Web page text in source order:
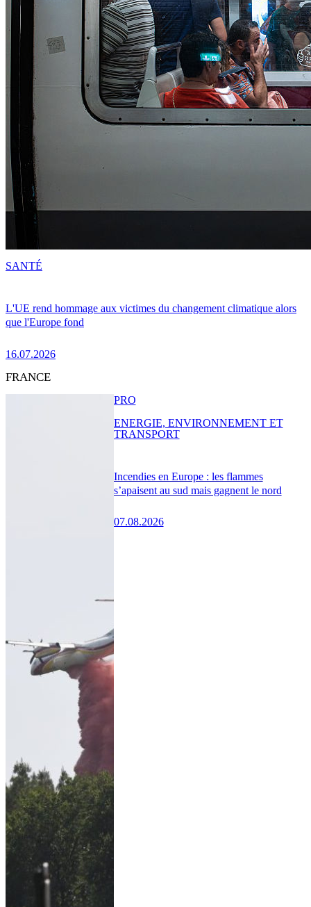
L'UE rend hommage aux victimes du changement climatique alors
que l'Europe fond
16.07.2026
SANTÉ
FRANCE
Incendies en Europe : les flammes
s’apaisent au sud mais gagnent le nord
07.08.2026
PRO
ENERGIE, ENVIRONNEMENT ET
TRANSPORT